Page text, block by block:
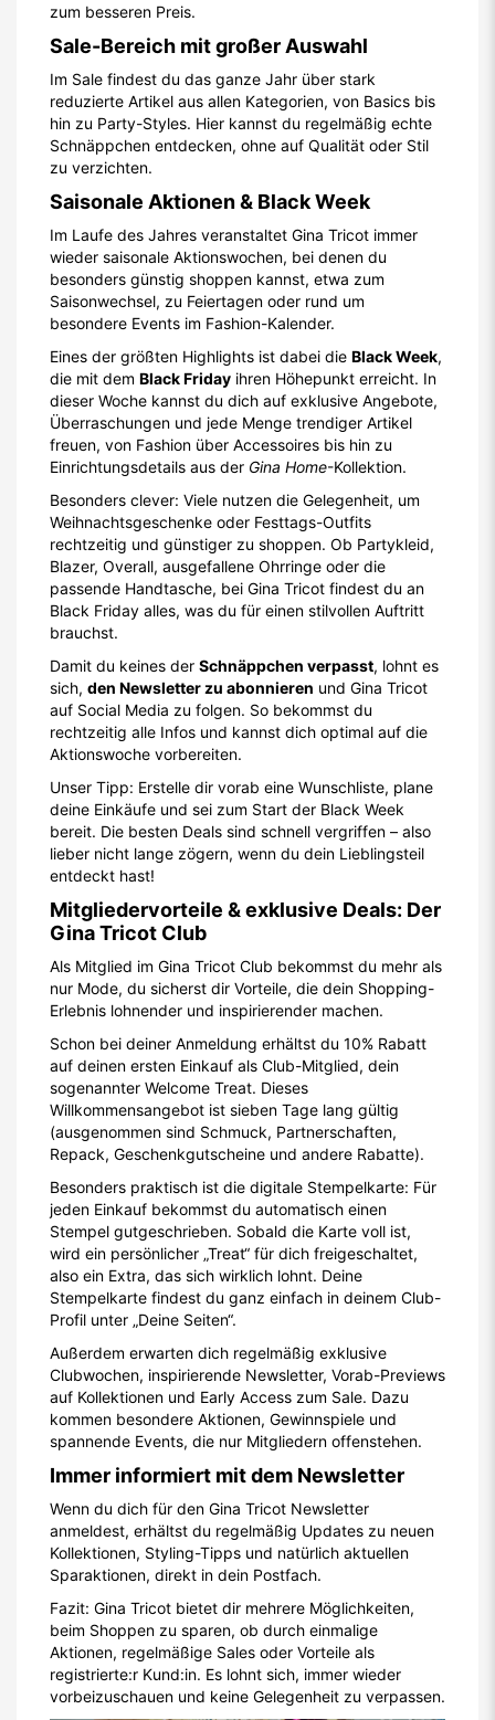
zum besseren Preis.
Sale-Bereich mit großer Auswahl
Im Sale findest du das ganze Jahr über stark
reduzierte Artikel aus allen Kategorien, von Basics bis
hin zu Party-Styles. Hier kannst du regelmäßig echte
Schnäppchen entdecken, ohne auf Qualität oder Stil
zu verzichten.
Saisonale Aktionen & Black Week
Im Laufe des Jahres veranstaltet Gina Tricot immer
wieder saisonale Aktionswochen, bei denen du
besonders günstig shoppen kannst, etwa zum
Saisonwechsel, zu Feiertagen oder rund um
besondere Events im Fashion-Kalender.
Eines der größten Highlights ist dabei die Black Week,
die mit dem Black Friday ihren Höhepunkt erreicht. In
dieser Woche kannst du dich auf exklusive Angebote,
Überraschungen und jede Menge trendiger Artikel
freuen, von Fashion über Accessoires bis hin zu
Einrichtungsdetails aus der Gina Home-Kollektion.
Besonders clever: Viele nutzen die Gelegenheit, um
Weihnachtsgeschenke oder Festtags-Outfits
rechtzeitig und günstiger zu shoppen. Ob Partykleid,
Blazer, Overall, ausgefallene Ohrringe oder die
passende Handtasche, bei Gina Tricot findest du an
Black Friday alles, was du für einen stilvollen Auftritt
brauchst.
Damit du keines der Schnäppchen verpasst, lohnt es
sich, den Newsletter zu abonnieren und Gina Tricot
auf Social Media zu folgen. So bekommst du
rechtzeitig alle Infos und kannst dich optimal auf die
Aktionswoche vorbereiten.
Unser Tipp: Erstelle dir vorab eine Wunschliste, plane
deine Einkäufe und sei zum Start der Black Week
bereit. Die besten Deals sind schnell vergriffen – also
lieber nicht lange zögern, wenn du dein Lieblingsteil
entdeckt hast!
Mitgliedervorteile & exklusive Deals: Der
Gina Tricot Club
Als Mitglied im Gina Tricot Club bekommst du mehr als
nur Mode, du sicherst dir Vorteile, die dein Shopping-
Erlebnis lohnender und inspirierender machen.
Schon bei deiner Anmeldung erhältst du 10% Rabatt
auf deinen ersten Einkauf als Club-Mitglied, dein
sogenannter Welcome Treat. Dieses
Willkommensangebot ist sieben Tage lang gültig
(ausgenommen sind Schmuck, Partnerschaften,
Repack, Geschenkgutscheine und andere Rabatte).
Besonders praktisch ist die digitale Stempelkarte: Für
jeden Einkauf bekommst du automatisch einen
Stempel gutgeschrieben. Sobald die Karte voll ist,
wird ein persönlicher „Treat“ für dich freigeschaltet,
also ein Extra, das sich wirklich lohnt. Deine
Stempelkarte findest du ganz einfach in deinem Club-
Profil unter „Deine Seiten“.
Außerdem erwarten dich regelmäßig exklusive
Clubwochen, inspirierende Newsletter, Vorab-Previews
auf Kollektionen und Early Access zum Sale. Dazu
kommen besondere Aktionen, Gewinnspiele und
spannende Events, die nur Mitgliedern offenstehen.
Immer informiert mit dem Newsletter
Wenn du dich für den Gina Tricot Newsletter
anmeldest, erhältst du regelmäßig Updates zu neuen
Kollektionen, Styling-Tipps und natürlich aktuellen
Sparaktionen, direkt in dein Postfach.
Fazit: Gina Tricot bietet dir mehrere Möglichkeiten,
beim Shoppen zu sparen, ob durch einmalige
Aktionen, regelmäßige Sales oder Vorteile als
registrierte:r Kund:in. Es lohnt sich, immer wieder
vorbeizuschauen und keine Gelegenheit zu verpassen.